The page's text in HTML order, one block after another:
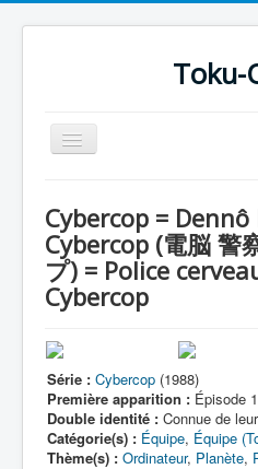
Toku-
Basculer
la
Toku-Actrices
Toku-Critiques
Séries
Films
COSAA
Dessins
Artiste Asperger
Cybercop =
Cybercop (電脳 警
プ) = Police
Cybercop
Série : Cybercop (1988)
Première apparition : Épisode 1
Double identité : Connue de
Catégorie(s) : Équipe, Équipe
Thème(s) : Ordinateur, Planète,